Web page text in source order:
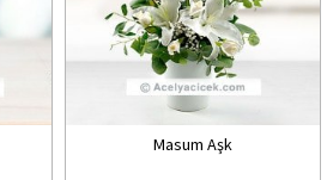
Masum Aşk